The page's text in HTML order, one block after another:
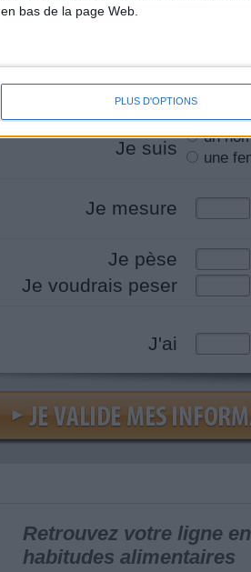
en bas de la page Web.
PLUS D'OPTIONS
Votre bilan minceur
Je suis
un
une
Je mesure
Je pèse
Je voudrais peser
J'ai
Retrouvez votre ligne
habitudes alimentaires